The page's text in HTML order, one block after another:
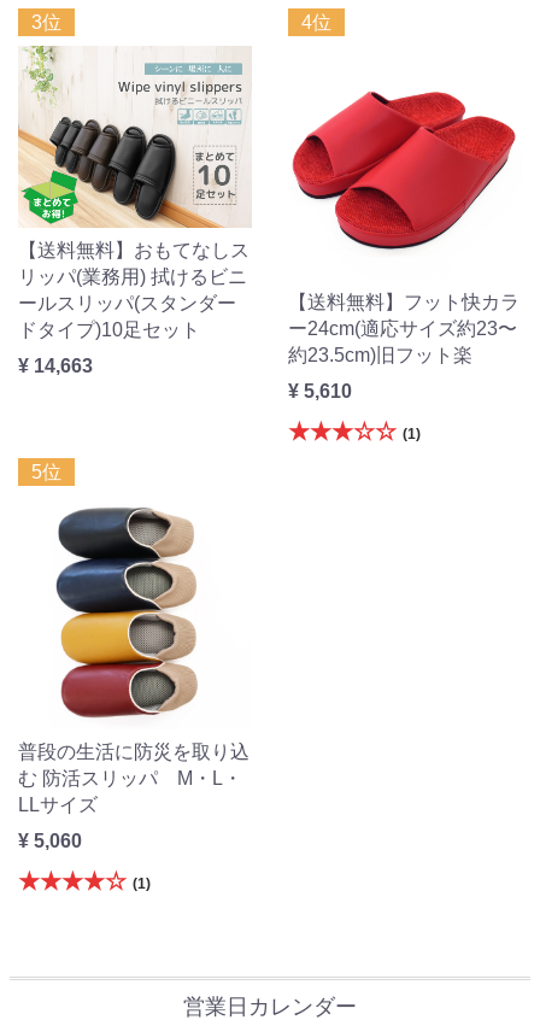
3位
【送料無料】おもてなしス
リッパ(業務用) 拭けるビニ
ールスリッパ(スタンダー
ドタイプ)10足セット
¥ 14,663
4位
【送料無料】フット快カラ
ー24cm(適応サイズ約23〜
約23.5cm)旧フット楽
¥ 5,610
★★★☆☆ (1)
5位
普段の生活に防災を取り込
む 防活スリッパ M・L・
LLサイズ
¥ 5,060
★★★★☆ (1)
営業日カレンダー